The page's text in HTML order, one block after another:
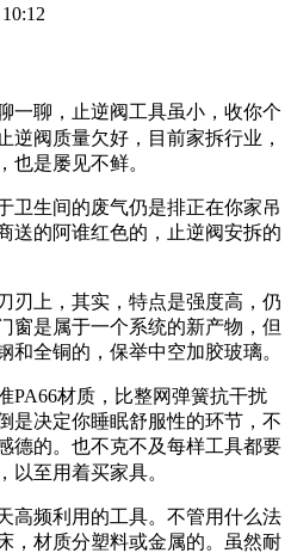
聊，止逆阀工具虽小，收你个
逆阀质量欠好，目前家拆行业，
也是屡见不鲜。
生间的废气仍是排正在你家吊
送的阿谁红色的，止逆阀安拆的
上，其实，特点是强度高，仍
窗是属于一个系统的新产物，但
和全铜的，保举中空加胶玻璃。
材质，比整网弹簧抗干扰
是决定你睡眠舒服性的环节，不
德的。也不克不及每样工具都要
以至用着买家具。
频利用的工具。不管用什么法
，材质分塑料或金属的。虽然耐